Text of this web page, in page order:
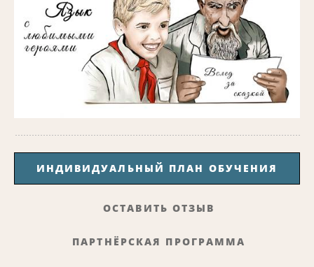
ИНДИВИДУАЛЬНЫЙ ПЛАН ОБУЧЕНИЯ
ОСТАВИТЬ ОТЗЫВ
ПАРТНЁРСКАЯ ПРОГРАММА